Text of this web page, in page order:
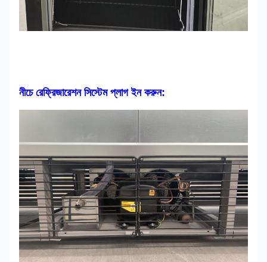
নীচে রেফ্রিজারেশন সিস্টেম প্লাগ ইন করুন: